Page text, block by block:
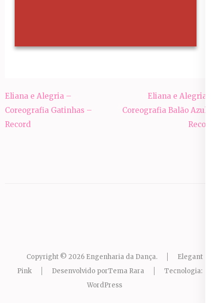
Navegação
de
Post
Eliana e Alegria –
Coreografia Gatinhas –
Record
Eliana e Alegria –
Coreografia Balão Azul –
Record
Copyright © 2026 Engenharia da Dança.
Elegant
Pink
Desenvolvido porTema Rara
Tecnologia:
WordPress